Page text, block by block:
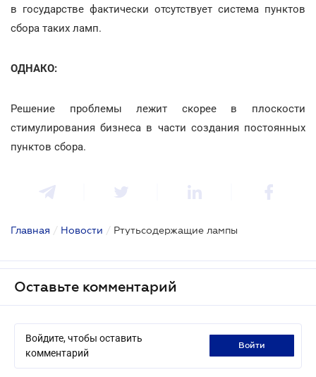
в государстве фактически отсутствует система пунктов
сбора таких ламп.
ОДНАКО:
Решение проблемы лежит скорее в плоскости
стимулирования бизнеса в части создания постоянных
пунктов сбора.
Главная / Новости / Ртутьсодержащие лампы
Оставьте комментарий
Войдите, чтобы оставить
комментарий
войти